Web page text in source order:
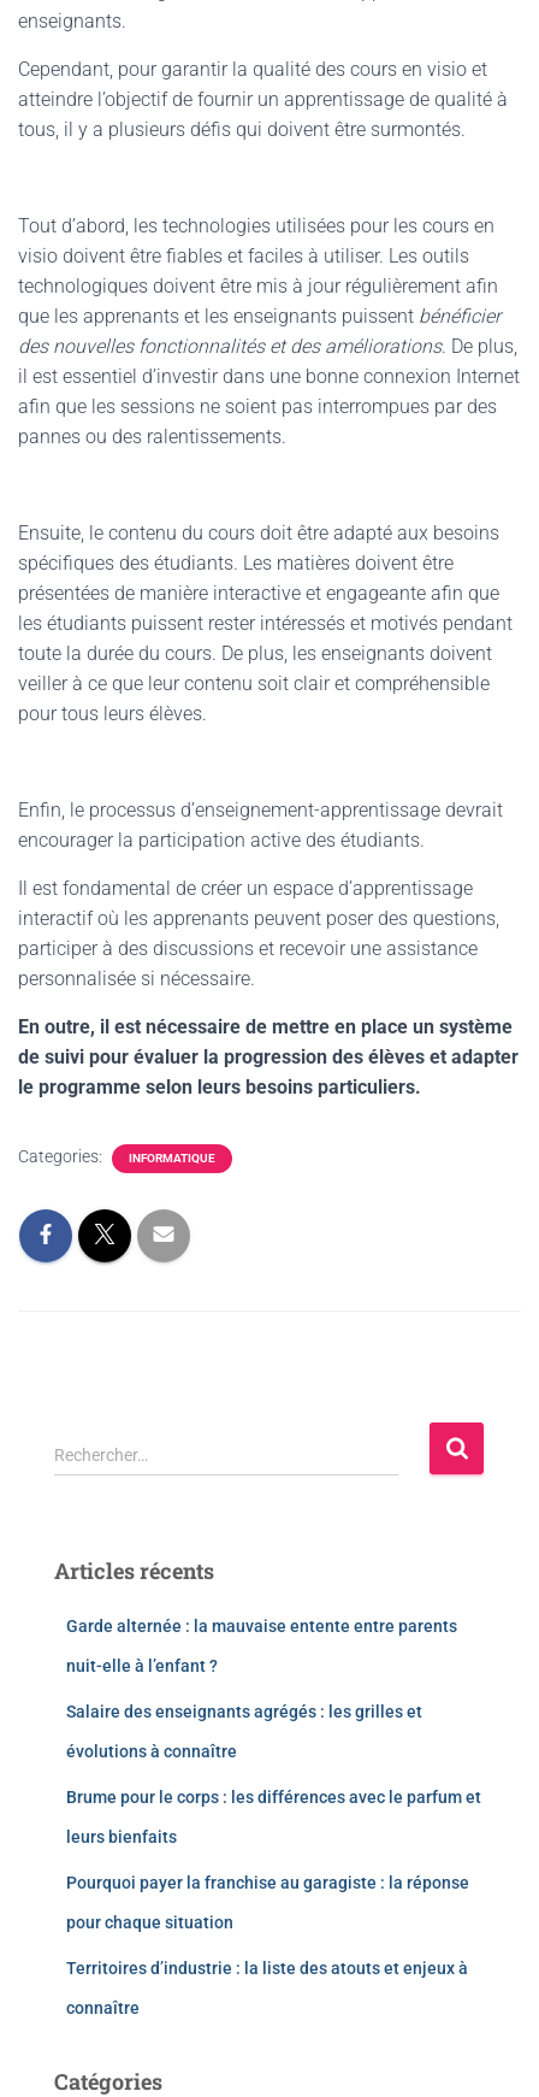
enseignants.
Cependant, pour garantir la qualité des cours en visio et
atteindre l’objectif de fournir un apprentissage de qualité à
tous, il y a plusieurs défis qui doivent être surmontés.
Tout d’abord, les technologies utilisées pour les cours en
visio doivent être fiables et faciles à utiliser. Les outils
technologiques doivent être mis à jour régulièrement afin
que les apprenants et les enseignants puissent bénéficier
des nouvelles fonctionnalités et des améliorations. De plus,
il est essentiel d’investir dans une bonne connexion Internet
afin que les sessions ne soient pas interrompues par des
pannes ou des ralentissements.
Ensuite, le contenu du cours doit être adapté aux besoins
spécifiques des étudiants. Les matières doivent être
présentées de manière interactive et engageante afin que
les étudiants puissent rester intéressés et motivés pendant
toute la durée du cours. De plus, les enseignants doivent
veiller à ce que leur contenu soit clair et compréhensible
pour tous leurs élèves.
Enfin, le processus d’enseignement-apprentissage devrait
encourager la participation active des étudiants.
Il est fondamental de créer un espace d’apprentissage
interactif où les apprenants peuvent poser des questions,
participer à des discussions et recevoir une assistance
personnalisée si nécessaire.
En outre, il est nécessaire de mettre en place un système
de suivi pour évaluer la progression des élèves et adapter
le programme selon leurs besoins particuliers.
Categories: INFORMATIQUE
Rechercher…
Articles récents
Garde alternée : la mauvaise entente entre parents
nuit-elle à l’enfant ?
Salaire des enseignants agrégés : les grilles et
évolutions à connaître
Brume pour le corps : les différences avec le parfum et
leurs bienfaits
Pourquoi payer la franchise au garagiste : la réponse
pour chaque situation
Territoires d’industrie : la liste des atouts et enjeux à
connaître
Catégories